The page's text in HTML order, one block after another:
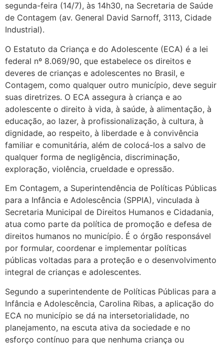
segunda-feira (14/7), às 14h30, na Secretaria de Saúde
de Contagem (av. General David Sarnoff, 3113, Cidade
Industrial).
O Estatuto da Criança e do Adolescente (ECA) é a lei
federal nº 8.069/90, que estabelece os direitos e
deveres de crianças e adolescentes no Brasil, e
Contagem, como qualquer outro município, deve seguir
suas diretrizes. O ECA assegura à criança e ao
adolescente o direito à vida, à saúde, à alimentação, à
educação, ao lazer, à profissionalização, à cultura, à
dignidade, ao respeito, à liberdade e à convivência
familiar e comunitária, além de colocá-los a salvo de
qualquer forma de negligência, discriminação,
exploração, violência, crueldade e opressão.
Em Contagem, a Superintendência de Políticas Públicas
para a Infância e Adolescência (SPPIA), vinculada à
Secretaria Municipal de Direitos Humanos e Cidadania,
atua como parte da política de promoção e defesa de
direitos humanos no município. É o órgão responsável
por formular, coordenar e implementar políticas
públicas voltadas para a proteção e o desenvolvimento
integral de crianças e adolescentes.
Segundo a superintendente de Políticas Públicas para a
Infância e Adolescência, Carolina Ribas, a aplicação do
ECA no município se dá na intersetorialidade, no
planejamento, na escuta ativa da sociedade e no
esforço contínuo para que nenhuma criança ou